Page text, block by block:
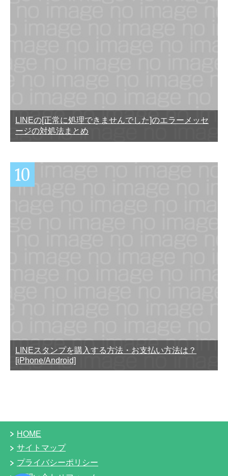
LINEの[正常に処理できませんでした]のエラーメッセ
ージの対処法まとめ
LINEスタンプを購入する方法・お支払い方法は？
[iPhone/Android]
HOME
サイトマップ
プライバシーポリシー